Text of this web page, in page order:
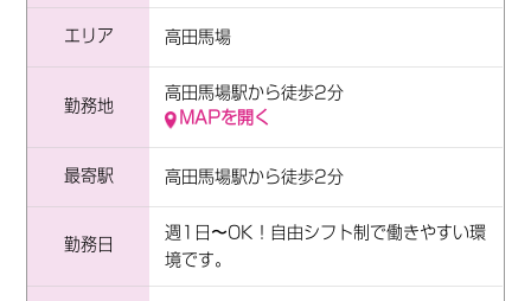
エリア 高田馬場
勤務地
高田馬場駅から徒歩2分
MAPを開く
最寄駅 高田馬場駅から徒歩2分
勤務日
週1日〜OK！自由シフト制で働きやすい環
境です。